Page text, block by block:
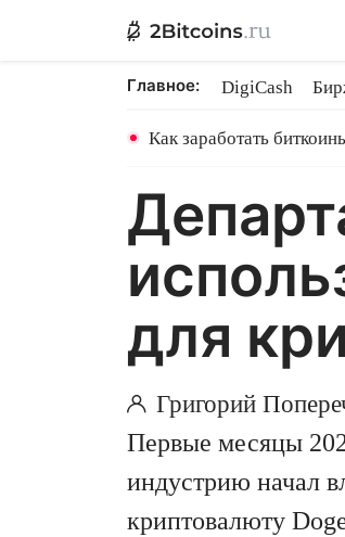
Главное: DigiCash
Как заработать
для
Григорий
Первые месяцы
индустрию начал
криптовалюту